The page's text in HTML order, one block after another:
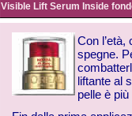
Visible Lift Serum Inside
Con
spegne.
liftante al
pelle è